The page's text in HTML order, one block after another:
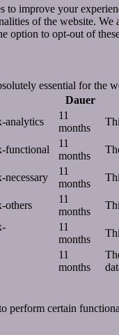
to improve your
of the website. We
option to opt-out of
essential for the
Dauer
analytics
11
months
functional
11
months
11
months
others
11
months
11
months
11
months
perform certain